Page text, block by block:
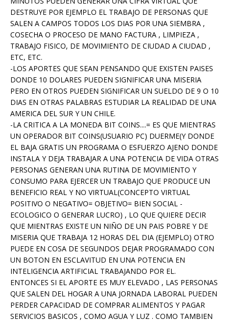
DESTRUYE POR EJEMPLO EL TRABAJO DE PERSONAS QUE
SALEN A CAMPOS TODOS LOS DIAS POR UNA SIEMBRA ,
COSECHA O PROCESO DE MANO FACTURA , LIMPIEZA ,
TRABAJO FISICO, DE MOVIMIENTO DE CIUDAD A CIUDAD ,
ETC, ETC.
-LOS APORTES QUE SEAN PENSANDO QUE EXISTEN PAISES
DONDE 10 DOLARES PUEDEN SIGNIFICAR UNA MISERIA
PERO EN OTROS PUEDEN SIGNIFICAR UN SUELDO DE 9 O 10
DIAS EN OTRAS PALABRAS ESTUDIAR LA REALIDAD DE UNA
AMERICA DEL SUR Y UN CHILE.
-LA CRITICA A LA MONEDA BIT COINS....= ES QUE MIENTRAS
UN OPERADOR BIT COINS(USUARIO PC) DUERME(Y DONDE
EL BAJA GRATIS UN PROGRAMA O ESFUERZO AJENO DONDE
INSTALA Y DEJA TRABAJAR A UNA POTENCIA DE VIDA OTRAS
PERSONAS GENERAN UNA RUTINA DE MOVIMIENTO Y
CONSUMO PARA EJERCER UN TRABAJO QUE PRODUCE UN
BENEFICIO REAL Y NO VIRTUAL(CONCEPTO VIRTUAL
POSITIVO O NEGATIVO= OBJETIVO= BIEN SOCIAL -
ECOLOGICO O GENERAR LUCRO) , LO QUE QUIERE DECIR
QUE MIENTRAS EXISTE UN NIÑO DE UN PAIS POBRE Y DE
MISERIA QUE TRABAJA 12 HORAS DEL DIA (EJEMPLO) OTRO
PUEDE EN COSA DE SEGUNDOS DEJAR PROGRAMADO CON
UN BOTON EN ESCLAVITUD EN UNA POTENCIA EN
INTELIGENCIA ARTIFICIAL TRABAJANDO POR EL.
ENTONCES SI EL APORTE ES MUY ELEVADO , LAS PERSONAS
QUE SALEN DEL HOGAR A UNA JORNADA LABORAL PUEDEN
PERDER CAPACIDAD DE COMPRAR ALIMENTOS Y PAGAR
SERVICIOS BASICOS , COMO AGUA Y LUZ . COMO TAMBIEN